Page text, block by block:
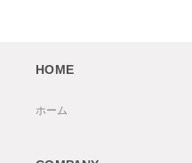
HOME
ホーム